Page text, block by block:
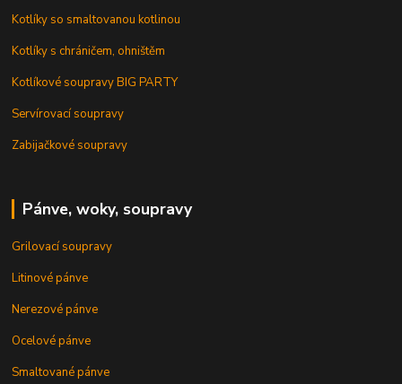
Kotlíky so smaltovanou kotlinou
Kotlíky s chráničem, ohništěm
Kotlíkové soupravy BIG PARTY
Servírovací soupravy
Zabijačkové soupravy
Pánve, woky, soupravy
Grilovací soupravy
Litinové pánve
Nerezové pánve
Ocelové pánve
Smaltované pánve